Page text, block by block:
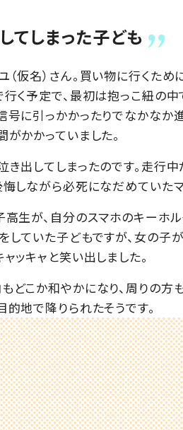
てしまった子ども
仮名）さん。買い物に行くため
く予定で、最初は抱っこ紐の
号に引っかかったりでなかなか
かかっていました。
出してしまったのです。走行
悔しながら必死になだめていたマ
高生が、自分のスマホのキーホ
していた子どもですが、女の子
ッキャと笑い出しました。
どこか和やかになり、周りの方
地で降りられたそうです。